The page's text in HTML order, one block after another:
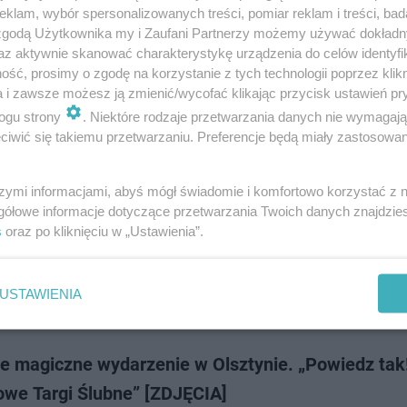
mieli okazję poznać tegoroczne trendy w branży ślubnej. Zobaczcie
wydarzenia.
Targi Ślubne w hali Expo Łódź. Na przyszłych
Ślubne, które odbyły się w niedzielę w hali Expo Łódź, przyciągnęły
Odwiedzający mogli nie tylko zwiedzać stoiska firm ślubno-
magiczne wydarzenie w Olsztynie. „Powiedz
Targi Ślubne” [ZDJĘCIA]
wybór spersonalizowanych treści, pomiar reklam i treści,
Użytkownika my i Zaufani Partnerzy możemy używać
aktywnie skanować charakterystykę urządzenia do celów
prosimy o zgodę na korzystanie z tych technologii poprzez
i zawsze możesz ją zmienić/wycofać klikając przycisk ustawień
strony
. Niektóre rodzaje przetwarzania danych nie
się takiemu przetwarzaniu. Preferencje będą miały
informacjami, abyś mógł świadomie i komfortowo korzystać z
informacje dotyczące przetwarzania Twoich danych
oraz po kliknięciu w „Ustawienia”.
USTAWIENIA